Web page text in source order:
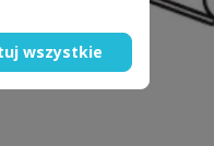
wszystkie